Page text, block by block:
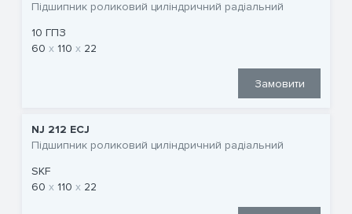
Підшипник роликовий циліндричний радіальний
10 ГПЗ
60
110 22
Замовити
NJ 212 ECJ
Підшипник роликовий циліндричний радіальний
SKF
60
110 22